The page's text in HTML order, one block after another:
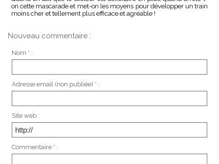
on cette mascarade et met-on les moyens pour développer un train
moins cher et tellement plus efficace et agréable !
Nouveau commentaire :
Nom * :
Adresse email (non publiée) * :
Site web :
Commentaire * :